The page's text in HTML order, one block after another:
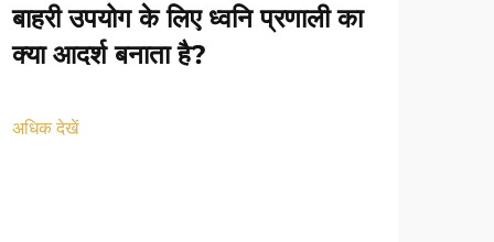
बाहरी उपयोग के लिए ध्वनि प्रणाली का
क्या आदर्श बनाता है?
अधिक देखें